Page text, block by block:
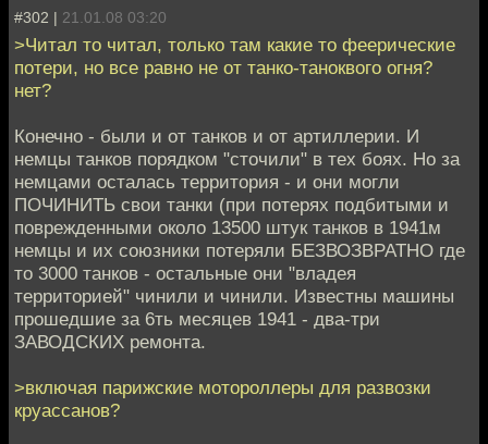
#302 | 21.01.08 03:20
>Читал то читал, только там какие то феерические
потери, но все равно не от танко-таноквого огня?
нет?
Конечно - были и от танков и от артиллерии. И
немцы танков порядком "сточили" в тех боях. Но за
немцами осталась территория - и они могли
ПОЧИНИТЬ свои танки (при потерях подбитыми и
поврежденными около 13500 штук танков в 1941м
немцы и их союзники потеряли БЕЗВОЗВРАТНО где
то 3000 танков - остальные они "владея
территорией" чинили и чинили. Известны машины
прошедшие за 6ть месяцев 1941 - два-три
ЗАВОДСКИХ ремонта.
>включая парижские мотороллеры для развозки
круассанов?